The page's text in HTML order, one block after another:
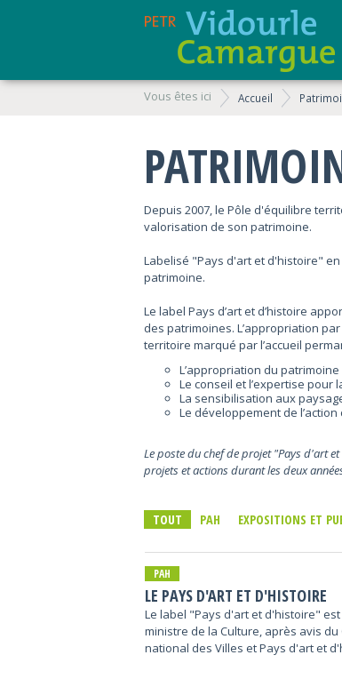
Vous êtes ici Accueil
Depuis 2007, le Pôle d'équilibre
valorisation de son patrimoine.
Labelisé "Pays d'art et d'histoire"
patrimoine.
Le label Pays d’art et d’histoire
des patrimoines. L’appropriation
territoire marqué par l’accueil
L’appropriation du
Le conseil et l’expertise pour
La sensibilisation aux
Le développement de
Le poste du chef de projet "Pays d'art
projets et actions durant les deux
TOUT PAH EXPOSITIONS ET
PAH
LE PAYS D'ART ET D'HISTOIRE
Le label "Pays d'art et d'histoire"
ministre de la Culture, après avis du
national des Villes et Pays d'art et